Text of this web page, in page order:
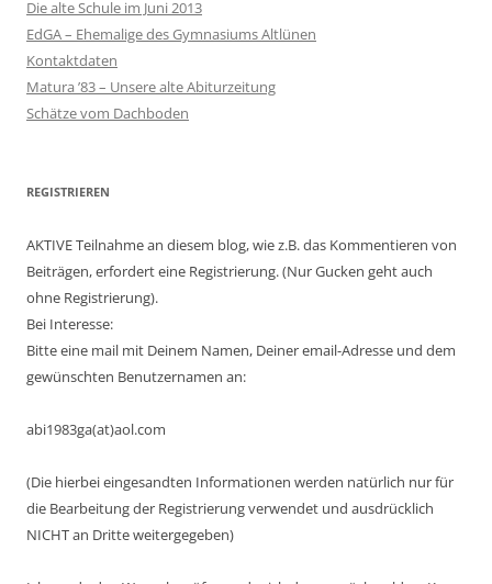
Die alte Schule im Juni 2013
EdGA – Ehemalige des Gymnasiums Altlünen
Kontaktdaten
Matura ’83 – Unsere alte Abiturzeitung
Schätze vom Dachboden
REGISTRIEREN
AKTIVE Teilnahme an diesem blog, wie z.B. das Kommentieren von
Beiträgen, erfordert eine Registrierung. (Nur Gucken geht auch
ohne Registrierung).
Bei Interesse:
Bitte eine mail mit Deinem Namen, Deiner email-Adresse und dem
gewünschten Benutzernamen an:
abi1983ga(at)aol.com
(Die hierbei eingesandten Informationen werden natürlich nur für
die Bearbeitung der Registrierung verwendet und ausdrücklich
NICHT an Dritte weitergegeben)